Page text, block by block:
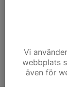
Vi
webbplats
även för